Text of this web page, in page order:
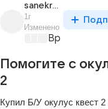
sanekrrrr
1г
Изменено
Время игр
Помогите с
2
Купил Б/У окулус квест 2